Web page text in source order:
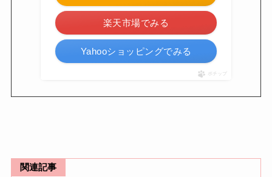
楽天市場でみる
Yahooショッピングでみる
ポチップ
関連記事